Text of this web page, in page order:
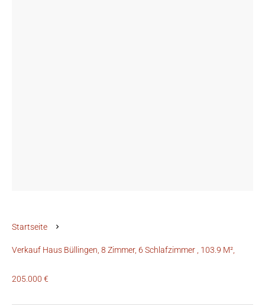
Startseite
Verkauf Haus Büllingen, 8 Zimmer, 6 Schlafzimmer , 103.9 M²,
205.000 €